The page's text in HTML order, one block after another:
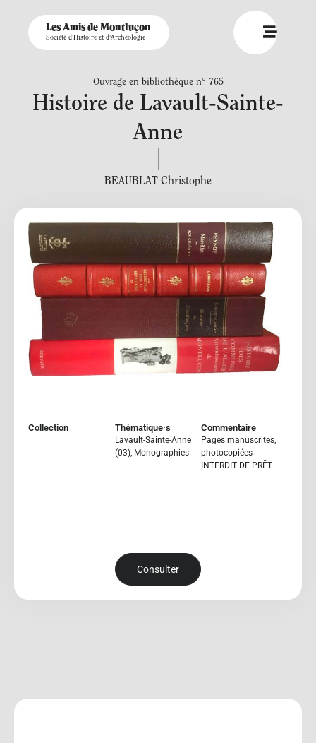
Les Amis de Montluçon
Société d'Histoire et d'Archéologie
Ouvrage en bibliothèque n° 765
Histoire de Lavault-Sainte-
Anne
BEAUBLAT Christophe
Collection Thématique·s
Lavault-Sainte-Anne
(03), Monographies
Commentaire
Pages manuscrites,
photocopiées
INTERDIT DE PRÊT
Consulter